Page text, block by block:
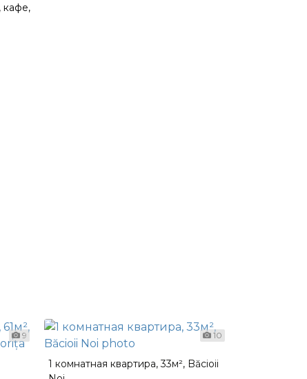
кафе,
9 10
1 комнатная квартира, 33м², Băcioii